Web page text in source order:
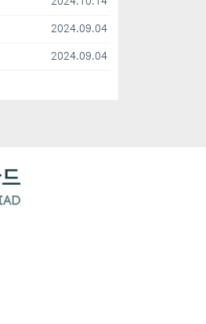
2024.09.04
2024.09.04